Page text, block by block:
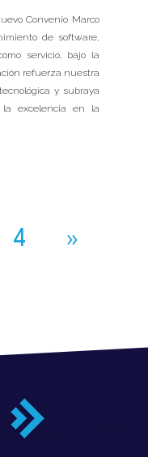
Convenio Marco
de software,
servicio, bajo la
refuerza nuestra
y subraya
la excelencia en la
4 »